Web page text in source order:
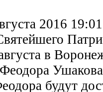
2016
в
будут